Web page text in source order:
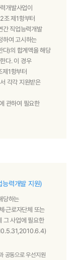
개발사업이
조 제1항부터
간 직업능력개발
하여 고시하는
다)의 합계액을 해당
다. 이 경우
1항부터
각각 지원받은
관하여 필요한
력개발 지원)
당하는
·근로자단체 또는
그 사업에 필요한
공동으로 우선지원